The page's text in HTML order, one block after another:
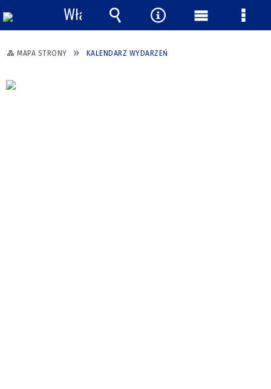
MAPA STRONY KALENDARZ WYDARZEŃ
Włącz
powiadomienia
Wyszukiwarka
Narzędzia
Menu Menu